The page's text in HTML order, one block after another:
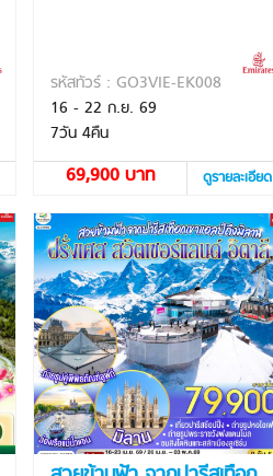
รหัสทัวร์ : GO3VIE-EK008
16 - 22 ก.ย. 69
7วัน 4คืน
69,900 บาท ดูรายละเอียด